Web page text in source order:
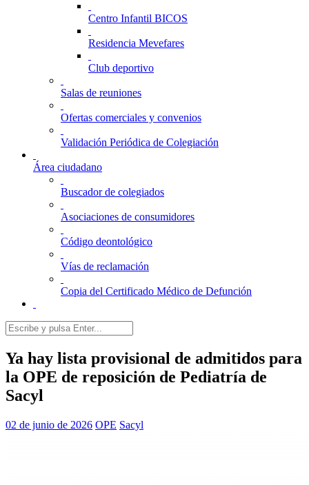
Centro Infantil BICOS
Residencia Mevefares
Club deportivo
Salas de reuniones
Ofertas comerciales y convenios
Validación Periódica de Colegiación
Área ciudadano
Buscador de colegiados
Asociaciones de consumidores
Código deontológico
Vías de reclamación
Copia del Certificado Médico de Defunción
Ya hay lista provisional de admitidos para
la OPE de reposición de Pediatría de
Sacyl
02 de junio de 2026 OPE Sacyl